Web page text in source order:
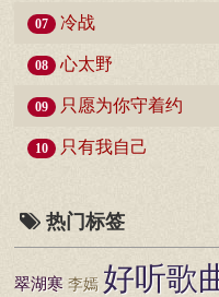
07 冷战
08 心太野
09 只愿为你守着约
10 只有我自己
热门标签
翠湖寒 李嫣 好听歌